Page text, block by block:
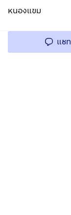
หนองแขม
แชท